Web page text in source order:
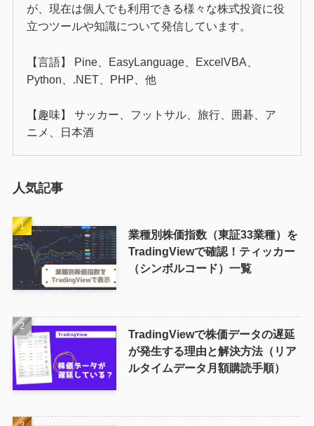
が、現在は個人でも利用できる様々な株式投資に役
立つツールや知識について発信しています。
【言語】 Pine、EasyLanguage、ExcelVBA、
Python、.NET、PHP、他
【趣味】 サッカー、フットサル、旅行、囲碁、ア
ニメ、日本酒
人気記事
業種別株価指数（東証33業種）を
TradingViewで確認！ティッカー
（シンボルコード）一覧
TradingViewで株価データの遅延
が発生する理由と解決方法（リア
ルタイムデータ月額購読手順）